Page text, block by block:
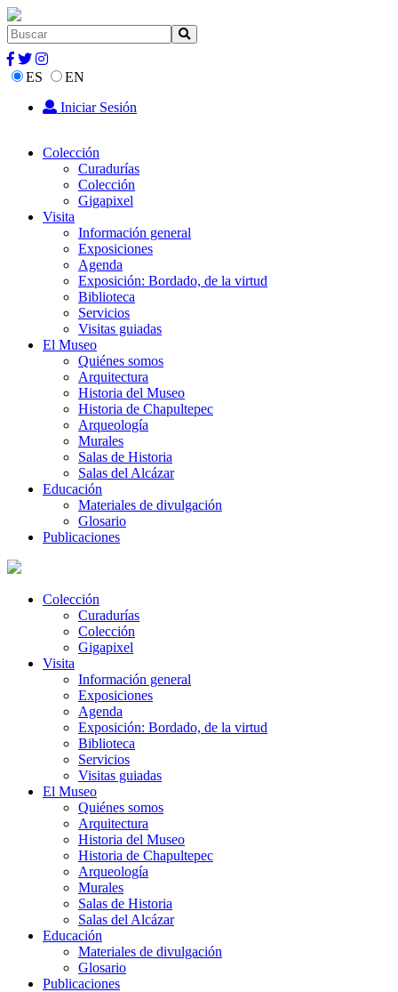
ES
EN
Iniciar Sesión
Colección
Curadurías
Colección
Gigapixel
Visita
Información general
Exposiciones
Agenda
Exposición: Bordado, de la virtud
Biblioteca
Servicios
Visitas guiadas
El Museo
Quiénes somos
Arquitectura
Historia del Museo
Historia de Chapultepec
Arqueología
Murales
Salas de Historia
Salas del Alcázar
Educación
Materiales de divulgación
Glosario
Publicaciones
Colección
Curadurías
Colección
Gigapixel
Visita
Información general
Exposiciones
Agenda
Exposición: Bordado, de la virtud
Biblioteca
Servicios
Visitas guiadas
El Museo
Quiénes somos
Arquitectura
Historia del Museo
Historia de Chapultepec
Arqueología
Murales
Salas de Historia
Salas del Alcázar
Educación
Materiales de divulgación
Glosario
Publicaciones